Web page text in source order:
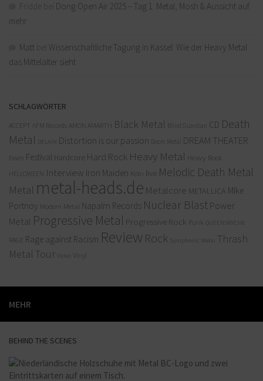
Dong Open Air 2025 – Tag 1: Metal, Mosh & Aussicht auf
mehr
Matt
Wissenschaftliche Tagung in Kassel: Wie der Heavy Metal
das Mittelalter sieht
SCHLAGWÖRTER
ACCEPT AFM Records AMON AMARTH Black Metal Blind Guardian CD Death
Metal
DELAIN Distortion is our passion Doom Metal DREAM THEATER
Essen Festival Hardcore Hard Rock Heavy Metal Heavy Rock
HELLOWEEN Interview Iron Maiden Köln live Melodic Death Metal
Metal metal-heads.de Metalcore METALLICA MIke
Portnoy Modern Metal Napalm Records Nuclear Blast Power
Metal Progressive Metal Progressive Rock Punk QUEENSRYCHE
RAGE Rage against Racism Review Rock Symphonic Metal
Thrash
Metal Tour Video Vinyl
MEHR
BEHIND THE SCENES